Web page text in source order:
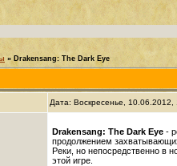
» Drakensang: The Dark Eye
Дата: Воскресенье,
Drakensang: The Dark Eye -
продолжением
Реки, но непосредственно в
этой игре.